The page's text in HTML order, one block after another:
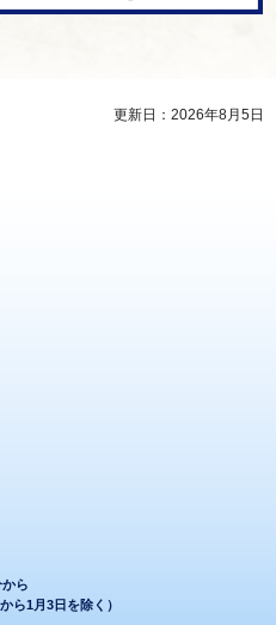
更新日：2026年8月5日
ら
ら1月3日を除く）